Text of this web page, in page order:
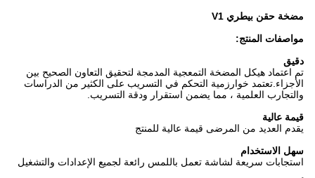
مضخة حقن بيطري V1
مواصفات المنتج:
دقيق
تم اعتماد هيكل المضخة التمعجية المدمجة لتحقيق التعاون الصحيح بين
الأجزاء.تعتمد خوارزمية التحكم في التسريب على الكثير من الدراسات
والتجارب العلمية ، مما يضمن استقرار ودقة التسريب.
قيمة عالية
يقدم العديد من المرضى قيمة عالية للمنتج
سهل الاستخدام
استجابات سريعة لشاشة تعمل باللمس رائعة لجميع الإعدادات والتشغيل